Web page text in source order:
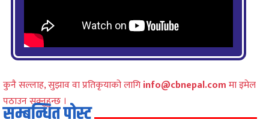
कुनै सल्लाह, सुझाव वा प्रतिकृयाको लागिinfo@cbnepal.comमा इमेल
पठाउन सक्नुहुन्छ ।